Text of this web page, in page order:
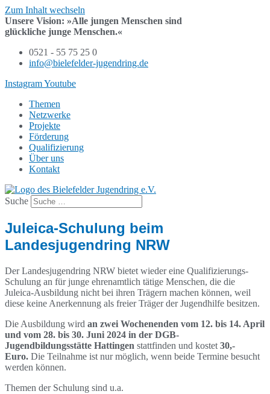
Zum Inhalt wechseln
Unsere Vision: »Alle jungen Menschen sind
glückliche junge Menschen.«
0521 - 55 75 25 0
info@bielefelder-jugendring.de
InstagramYoutube
Themen
Netzwerke
Projekte
Förderung
Qualifizierung
Über uns
Kontakt
Suche
Juleica-Schulung beim
Landesjugendring NRW
Der Landesjugendring NRW bietet wieder eine Qualifizierungs-
Schulung an für junge ehrenamtlich tätige Menschen, die die
Juleica-Ausbildung nicht bei ihren Trägern machen können, weil
diese keine Anerkennung als freier Träger der Jugendhilfe besitzen.
Die Ausbildung wird an zwei Wochenenden vom 12. bis 14. April
und vom 28. bis 30. Juni 2024 in der DGB-
Jugendbildungsstätte Hattingen stattfinden und kostet 30,-
Euro. Die Teilnahme ist nur möglich, wenn beide Termine besucht
werden können.
Themen der Schulung sind u.a.